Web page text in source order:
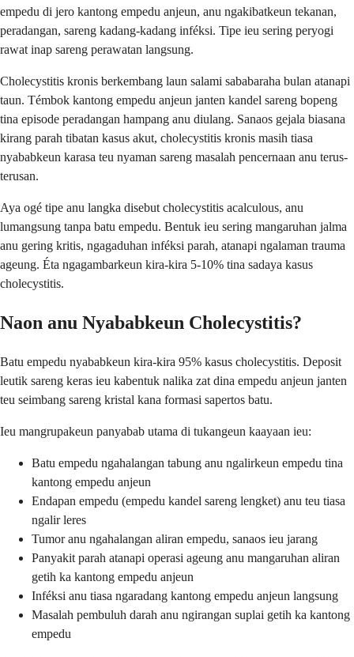
empedu di jero kantong empedu anjeun, anu ngakibatkeun tekanan,
peradangan, sareng kadang-kadang inféksi. Tipe ieu sering peryogi
rawat inap sareng perawatan langsung.
Cholecystitis kronis berkembang laun salami sababaraha bulan atanapi
taun. Témbok kantong empedu anjeun janten kandel sareng bopeng
tina episode peradangan hampang anu diulang. Sanaos gejala biasana
kirang parah tibatan kasus akut, cholecystitis kronis masih tiasa
nyababkeun karasa teu nyaman sareng masalah pencernaan anu terus-
terusan.
Aya ogé tipe anu langka disebut cholecystitis acalculous, anu
lumangsung tanpa batu empedu. Bentuk ieu sering mangaruhan jalma
anu gering kritis, ngagaduhan inféksi parah, atanapi ngalaman trauma
ageung. Éta ngagambarkeun kira-kira 5-10% tina sadaya kasus
cholecystitis.
Naon anu Nyababkeun Cholecystitis?
Batu empedu nyababkeun kira-kira 95% kasus cholecystitis. Deposit
leutik sareng keras ieu kabentuk nalika zat dina empedu anjeun janten
teu seimbang sareng kristal kana formasi sapertos batu.
Ieu mangrupakeun panyabab utama di tukangeun kaayaan ieu:
Batu empedu ngahalangan tabung anu ngalirkeun empedu tina
kantong empedu anjeun
Endapan empedu (empedu kandel sareng lengket) anu teu tiasa
ngalir leres
Tumor anu ngahalangan aliran empedu, sanaos ieu jarang
Panyakit parah atanapi operasi ageung anu mangaruhan aliran
getih ka kantong empedu anjeun
Inféksi anu tiasa ngaradang kantong empedu anjeun langsung
Masalah pembuluh darah anu ngirangan suplai getih ka kantong
empedu